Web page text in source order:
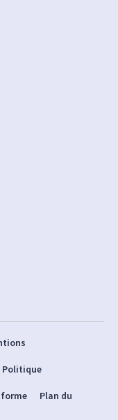
Politique
Plan du